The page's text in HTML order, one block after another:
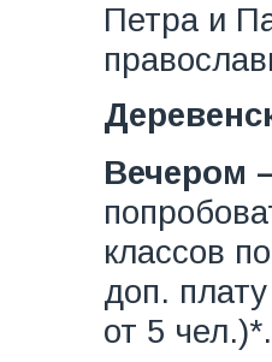
Петра и
Вечером
классов
доп.
от 5 чел.)*.